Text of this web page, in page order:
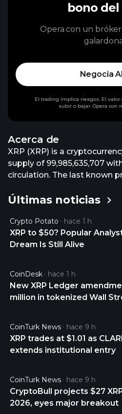
Acerca de
XRP (XRP) is a
supply of 99,985,635,707
circulation. The last known
hours. It is currently trading
last 24 hours. More
https://xrpl.org/.
Últimas noticias
Crypto Potato hace 1 h
XRP to $50? Popular
Dream Is Still Alive
CoinDesk hace 1 h
New XRP Ledger
million in tokenized Wall
CoinTurk News hace 9 h
XRP trades at $1.01 as
extends institutional entry
CoinTurk News hace 9 h
CryptoBull projects $27
2026, eyes major breakout
bono del
Opera con un
Negocia
El trading implica riesgos. El
subir o bajar. Opera con